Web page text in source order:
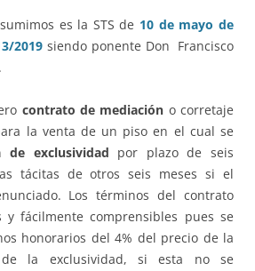
es la STS de 10 de mayo de
2019 siendo ponente Don Francisco
contrato de mediación o corretaje
la venta de un piso en el cual se
de exclusividad por plazo de seis
tácitas de otros seis meses si el
Los términos del contrato
y fácilmente comprensibles pues se
honorarios del 4% del precio de la
la exclusividad, si esta no se